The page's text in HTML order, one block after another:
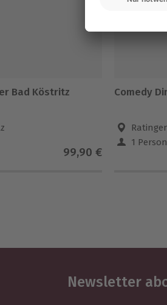
Bad Köstritz
99,90 €
Comedy
1 Person
Newsletter